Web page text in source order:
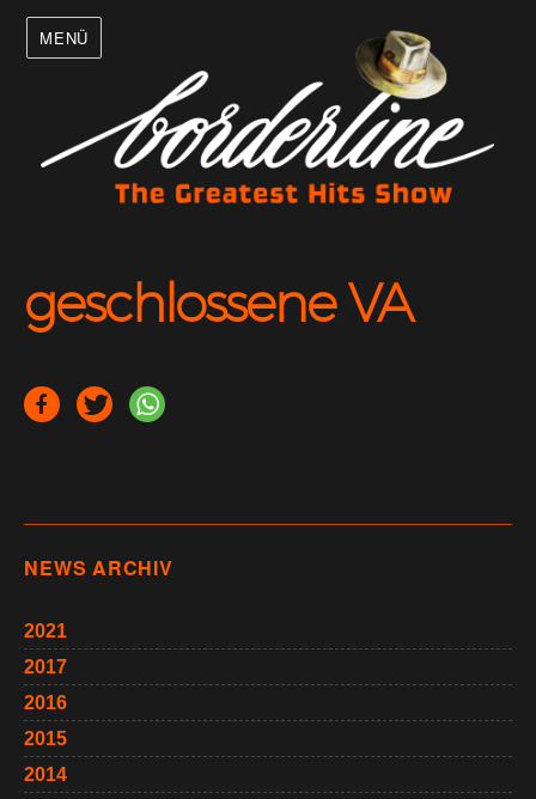
MENÜ
geschlossene VA
NEWS ARCHIV
2021
2017
2016
2015
2014